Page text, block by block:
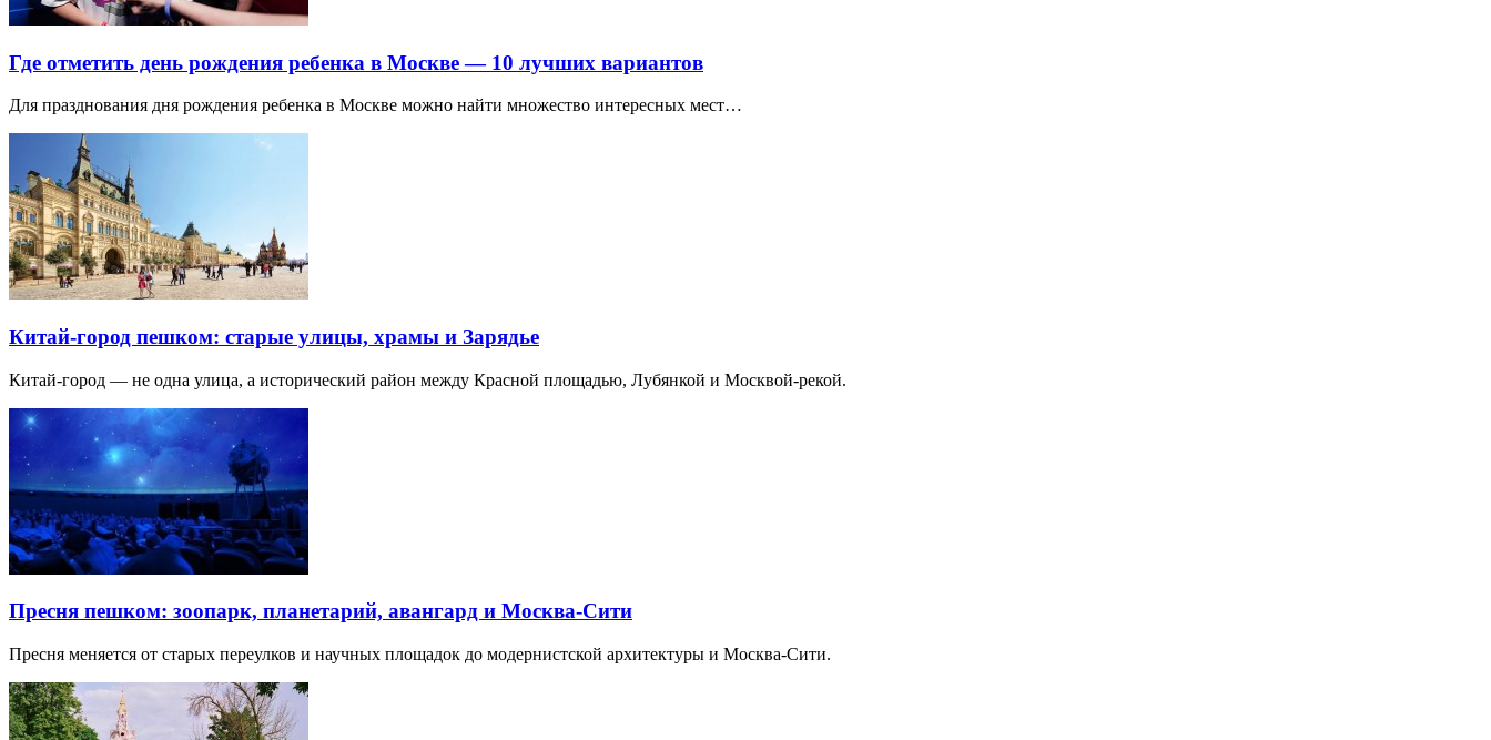
Где отметить день рождения ребенка в Москве — 10 лучших вариантов
Для празднования дня рождения ребенка в Москве можно найти множество интересных мест…
Китай-город пешком: старые улицы, храмы и Зарядье
Китай-город — не одна улица, а исторический район между Красной площадью, Лубянкой и Москвой-рекой.
Пресня пешком: зоопарк, планетарий, авангард и Москва-Сити
Пресня меняется от старых переулков и научных площадок до модернистской архитектуры и Москва-Сити.